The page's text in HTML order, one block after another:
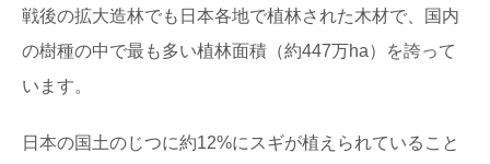
戦後の拡大造林でも日本各地で植林された木材で、国内
の樹種の中で最も多い植林面積（約447万ha）を誇って
います。
日本の国土のじつに約12%にスギが植えられていること